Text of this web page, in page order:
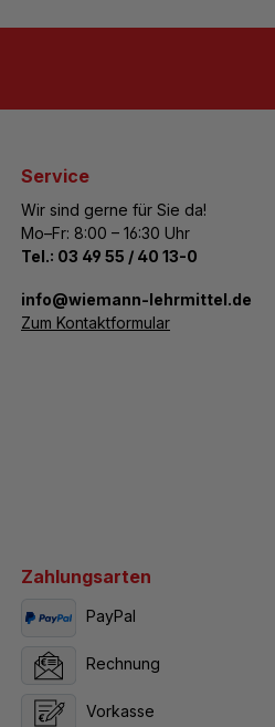
Service
Wir sind gerne für Sie da!
Mo–Fr: 8:00 – 16:30 Uhr
Tel.: 03 49 55 / 40 13-0
­info@wiemann-lehrmittel.de
Zum Kontaktformular
Zahlungsarten
PayPal
Rechnung
Vorkasse